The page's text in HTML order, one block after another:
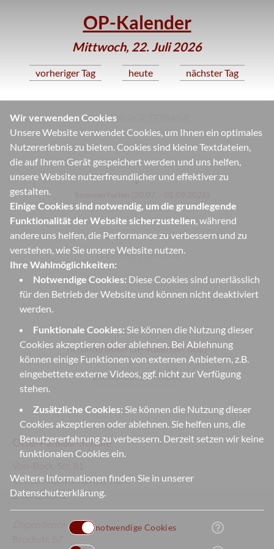
Wir verwenden Cookies
Unsere Website verwendet Cookies, um Ihnen ein optimales
Nutzererlebnis zu bieten. Cookies sind kleine Textdateien,
die auf Ihrem Gerät gespeichert werden und uns helfen,
unsere Website nutzerfreundlicher und effektiver zu
gestalten.
Einige Cookies sind notwendig, um die grundlegende
Funktionalität der Website sicherzustellen, während
andere uns helfen, die Performance zu verbessern und zu
verstehen, wie Sie unsere Website nutzen.
Ihre Wahlmöglichkeiten:
Notwendige Cookies: Diese Cookies sind unerlässlich
für den Betrieb der Website und können nicht deaktiviert
werden.
Funktionale Cookies: Sie können die Nutzung dieser
Cookies akzeptieren oder ablehnen. Bei Ablehnung
können einige Funktionen von externen Anbietern, z.B.
eingebettete externe Videos, ggf. nicht zur Verfügung
stehen.
Zusätzliche Cookies: Sie können die Nutzung dieser
Cookies akzeptieren oder ablehnen. Sie helfen uns, die
Benutzererfahrung zu verbessern. Derzeit setzen wir keine
funktionalen Cookies ein.
Weitere Informationen finden Sie in unserer
Datenschutzerklärung.
notwendige Cookies help_outline
OP-Kalender
Mittwoch, 22. Juli 2026
vorheriger Tag heute nächster Tag
GANZTÄGIGE TERMINE
WEITERE TERMINE
herunterladen OP-Kalender (ical)
Zurück zur Startseite
Otto-Pankok-Schule
45468 Mülheim an der Ruhr
Deutschland
(Sek II):